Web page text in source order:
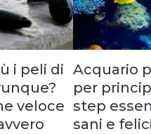
i peli di
veloce
Acquario
per
step
sani e